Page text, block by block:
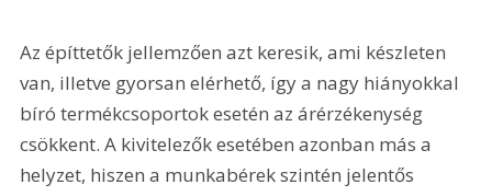
Az építtetők jellemzően azt keresik, ami készleten
van, illetve gyorsan elérhető, így a nagy hiányokkal
bíró termékcsoportok esetén az árérzékenység
csökkent. A kivitelezők esetében azonban más a
helyzet, hiszen a munkabérek szintén jelentős